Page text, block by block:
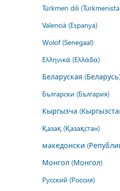
Türkmen dili
Valencià (Espanya)
Wolof (Senegaal)
Ελληνικά (Ελλάδα)
Беларуская
Български (България)
Кыргызча
Қазақ (Қазақстан)
македонски
Монгол (Монгол)
Русский (Россия)